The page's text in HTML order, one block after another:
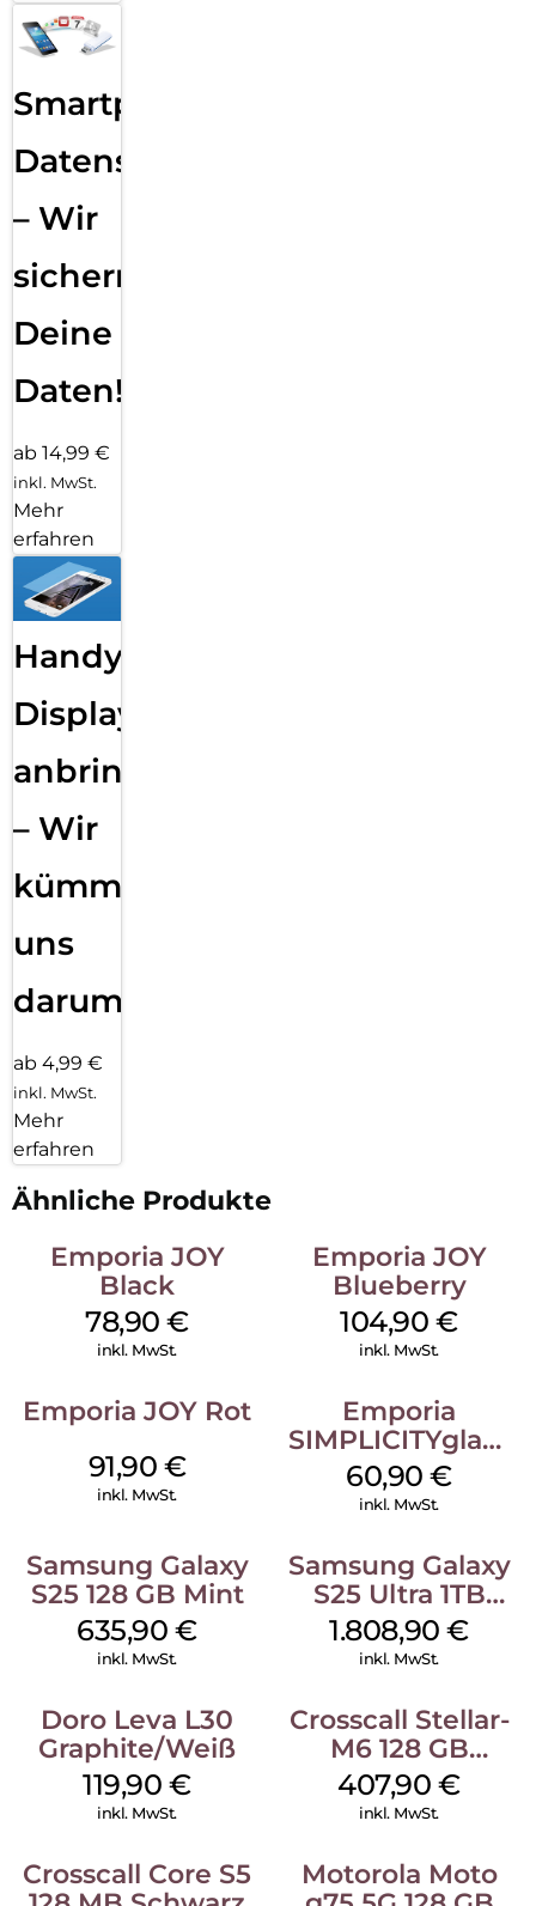
Smartphone
Datensicherung
– Wir
sichern
Deine
Daten!
ab 14,99 €
inkl. MwSt.
Mehr
erfahren
Handy
Displayfolie
anbringen
– Wir
kümmern
uns
darum!
ab 4,99 €
inkl. MwSt.
Mehr
erfahren
Ähnliche Produkte
Emporia JOY
Black
78,90€
inkl. MwSt.
Emporia JOY
Blueberry
104,90€
inkl. MwSt.
Emporia JOY Rot
91,90 €
inkl. MwSt.
Emporia
SIMPLICITYglam
Schwarz
60,90€
inkl. MwSt.
Samsung Galaxy
S25 128 GB Mint
635,90€
inkl. MwSt.
Samsung Galaxy
S25 Ultra 1TB
Titanium Black
1.808,90€
inkl. MwSt.
Doro Leva L30
Graphite/Weiß
119,90€
inkl. MwSt.
Crosscall Stellar-
M6 128 GB
Schwarz
407,90€
inkl. MwSt.
Crosscall Core S5
Motorola Moto